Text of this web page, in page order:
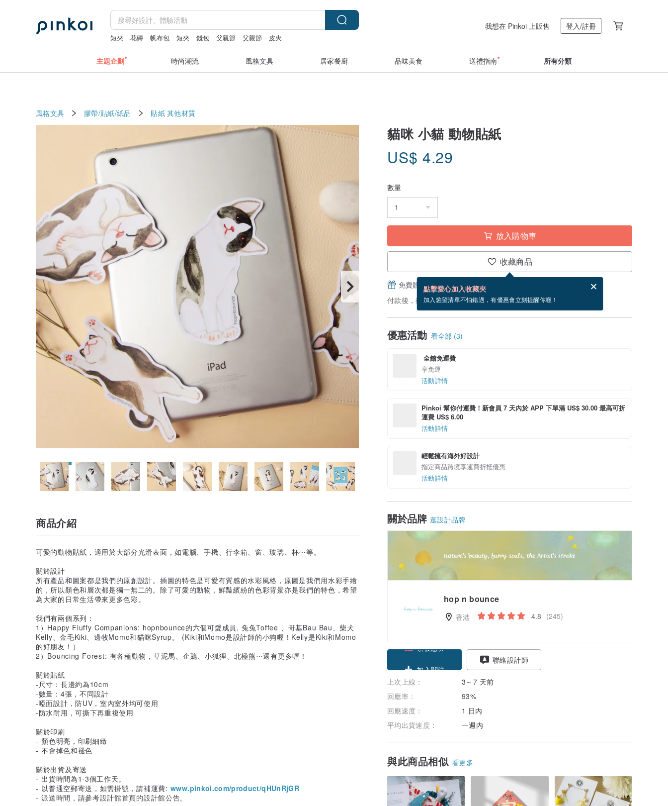
短夾 花磚 帆布包 短夾 錢包 父親節 父親節 皮夾
我想在 Pinkoi 上販售 登入/註冊
主題企劃 時尚潮流 風格文具 居家餐廚 品味美食 送禮指南 所有分類
風格文具 膠帶/貼紙/紙品 貼紙 其他材質
貓咪 小貓 動物貼紙
US$ 4.29
數量
放入購物車
收藏商品
點擊愛心加入收藏夾
加入慾望清單不怕錯過，有優惠會立刻提醒你喔！
免費贈送電子賀卡，結帳完成後填寫
付款後，從備貨到寄出商品為 3 個工作天。（不包含假日）
優惠活動 看全部 (3)
全館免運費
享免運
活動詳情
Pinkoi 幫你付運費！新會員 7 天內於 APP 下單滿 US$ 30.00 最高可折
運費 US$ 6.00
活動詳情
輕鬆擁有海外好設計
指定商品跨境享運費折抵優惠
活動詳情
關於品牌 逛設計品牌
hop n bounce
香港 4.8 (245)
加入關注
聯絡設計師
上次上線：
3～7 天前
回應率：
93%
回應速度：
1 日內
平均出貨速度：
一週內
與此商品相似 看更多
商品介紹
可愛的動物貼紙，適用於大部分光滑表面，如電腦、手機、行李箱、窗、玻璃、杯⋯等。
關於設計
所有產品和圖案都是我們的原創設計。插圖的特色是可愛有質感的水彩風格，原圖是我們用水彩手繪
的，所以顏色和層次都是獨一無二的。除了可愛的動物，鮮豔繽紛的色彩背景亦是我們的特色，希望
為大家的日常生活帶來更多色彩。
我們有兩個系列：
1）Happy Fluffy Companions: hopnbounce的六個可愛成員, 兔兔Toffee 、哥基Bau Bau、柴犬
Kelly、金毛Kiki、邊牧Momo和貓咪Syrup。 (Kiki和Momo是設計師的小狗喔！Kelly是Kiki和Momo
的好朋友！）
2）Bouncing Forest: 有各種動物，草泥馬、企鵝、小狐狸、北極熊⋯還有更多喔！
關於貼紙
-尺寸：長邊約為10cm
-數量：4張，不同設計
-啞面設計，防UV，室內室外均可使用
-防水耐用，可撕下再重複使用
關於印刷
- 顏色明亮，印刷細緻
- 不會掉色和褪色
關於出貨及寄送
- 出貨時間為1-3個工作天。
- 以普通空郵寄送，如需掛號，請補運費:www.pinkoi.com/product/qHUnRjGR
- 派送時間，請參考設計館首頁的設計館公告。